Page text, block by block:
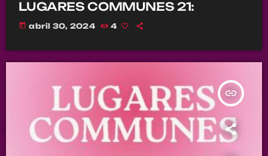
LUGARES COMMUNES 21:
today abril 30, 2024 4
insert_link